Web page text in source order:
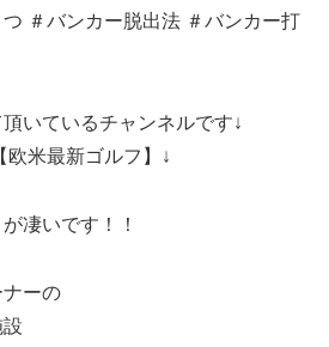
＃バンカー脱出法 ＃バンカー打
いているチャンネルです↓
米最新ゴルフ】↓
凄いです！！
ーの